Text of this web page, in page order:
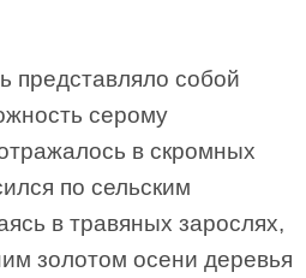
представляло собой
серому
в скромных
по сельским
в травяных зарослях,
золотом осени деревья